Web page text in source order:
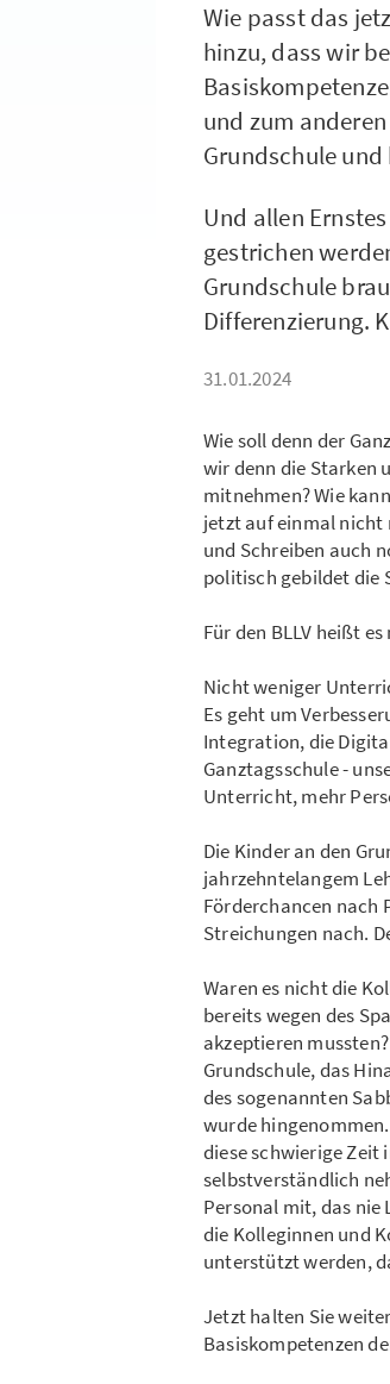
Wie passt das
hinzu, dass wir
und zum
Grundschule
Und allen
gestrichen
Grundschule
Differenzierung.
31.01.2024
Wie soll denn der
wir denn die Starken
mitnehmen? Wie
jetzt auf einmal nicht
und Schreiben auch
politisch gebildet die
Für den BLLV heißt es
Nicht weniger
Es geht um
Integration, die
Ganztagsschule -
Unterricht, mehr
Die Kinder an den
jahrzehntelangem
Förderchancen nach
Streichungen nach.
Waren es nicht die
bereits wegen des
akzeptieren
Grundschule, das
des sogenannten
wurde
diese schwierige Zeit
selbstverständlich
Personal mit, das
die Kolleginnen und
unterstützt werden,
Jetzt halten Sie
Basiskompetenzen